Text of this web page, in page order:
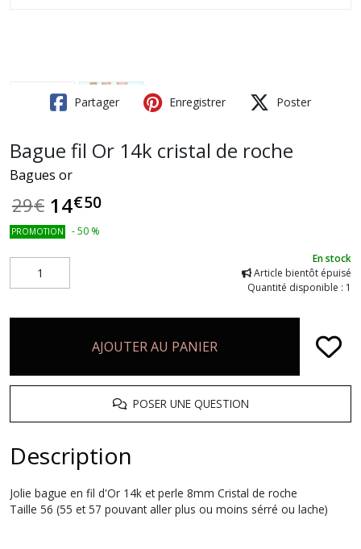
Partager Enregistrer Poster
Bague fil Or 14k cristal de roche
Bagues or
29€ 14€50
PROMOTION -50 %
En stock
Article bientôt épuisé
Quantité disponible : 1
AJOUTER AU PANIER
POSER UNE QUESTION
Description
Jolie bague en fil d'Or 14k et perle 8mm Cristal de roche
Taille 56 (55 et 57 pouvant aller plus ou moins sérré ou lache)